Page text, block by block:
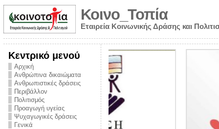
Κοινο_Τοπία
Εταιρεία Κοινωνικής Δράσης και
Κεντρικό μενού
Αρχική
Ανθρώπινα δικαιώματα
Ανθρωπιστικές δράσεις
Περιβάλλον
Πολιτισμός
Προαγωγή υγείας
Ψυχαγωγικές δράσεις
Γενικά